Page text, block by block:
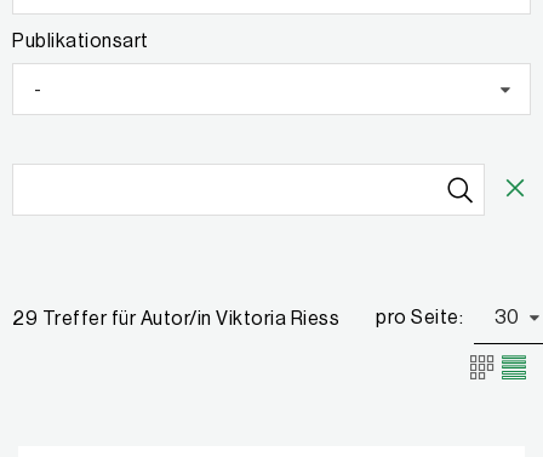
Publikationsart
-
29 Treffer für Autor/in Viktoria Riess pro Seite: 30